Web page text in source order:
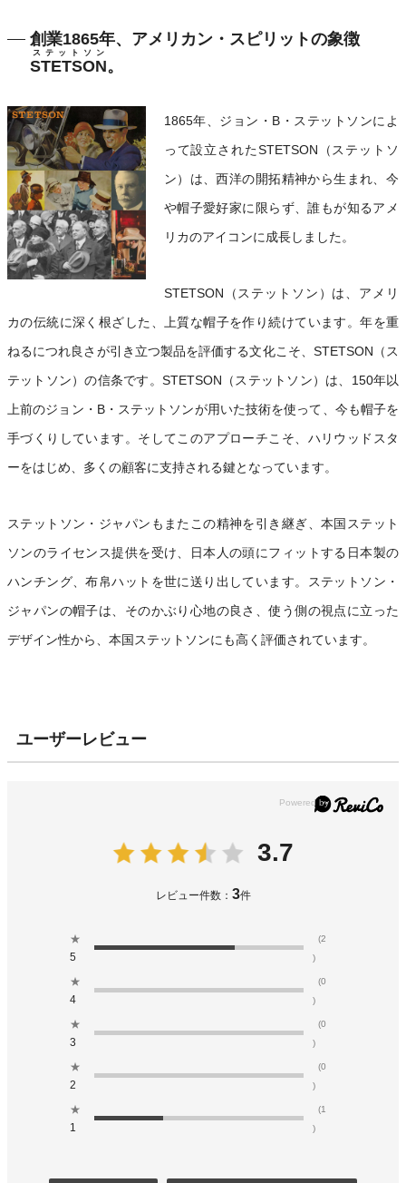
創業1865年、アメリカン・スピリットの象徴
STETSON
ステットソン
。
1865年、ジョン・B・ステットソンによ
って設立されたSTETSON（ステットソ
ン）は、西洋の開拓精神から生まれ、今
や帽子愛好家に限らず、誰もが知るアメ
リカのアイコンに成長しました。
STETSON（ステットソン）は、アメリ
カの伝統に深く根ざした、上質な帽子を作り続けています。年を重
ねるにつれ良さが引き立つ製品を評価する文化こそ、STETSON（ス
テットソン）の信条です。STETSON（ステットソン）は、150年以
上前のジョン・B・ステットソンが用いた技術を使って、今も帽子を
手づくりしています。そしてこのアプローチこそ、ハリウッドスタ
ーをはじめ、多くの顧客に支持される鍵となっています。
ステットソン・ジャパンもまたこの精神を引き継ぎ、本国ステット
ソンのライセンス提供を受け、日本人の頭にフィットする日本製の
ハンチング、布帛ハットを世に送り出しています。ステットソン・
ジャパンの帽子は、そのかぶり心地の良さ、使う側の視点に立った
デザイン性から、本国ステットソンにも高く評価されています。
ユーザーレビュー
3.7
レビュー件数： 3件
★
5
(2
)
★
4
(0
)
★
3
(0
)
★
2
(0
)
★
1
(1
)